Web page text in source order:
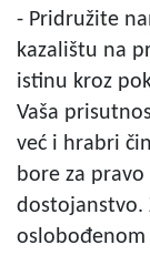
- Pridružite
kazalištu na
istinu kroz
Vaša
već i hrabri
bore za
dostojanstvo.
oslobođenom